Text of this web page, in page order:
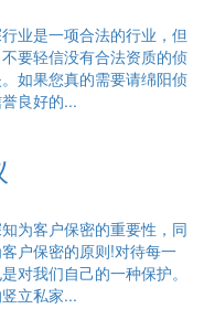
业是一项合法的行业，但
要轻信没有合法资质的侦
如果您真的需要请绵阳侦
良好的...
为客户保密的重要性，同
户保密的原则!对待每一
对我们自己的一种保护。
立私家...